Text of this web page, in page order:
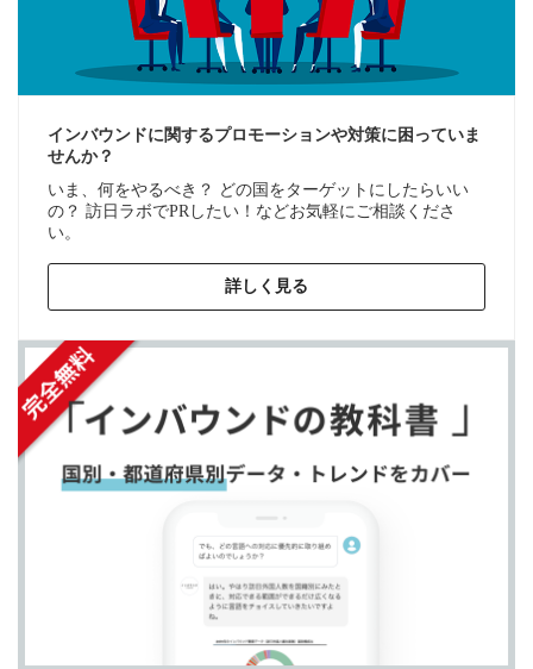
インバウンドに関するプロモーションや対策に困っていま
せんか？
いま、何をやるべき？ どの国をターゲットにしたらいい
の？ 訪日ラボでPRしたい！などお気軽にご相談くださ
い。
詳しく見る